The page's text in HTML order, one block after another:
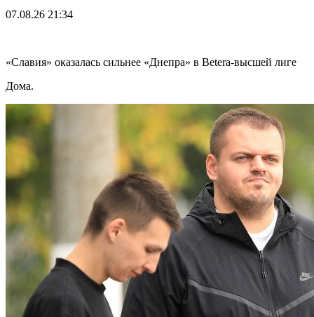
07.08.26 21:34
«Славия» оказалась сильнее «Днепра» в Betera-высшей лиге
Дома.